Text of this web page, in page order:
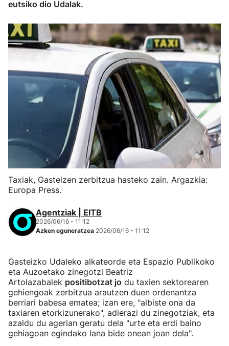
eutsiko dio Udalak.
Taxiak, Gasteizen zerbitzua hasteko zain. Argazkia:
Europa Press.
Agentziak | EITB
2026/06/16 - 11:12
Azken eguneratzea 2026/06/16 - 11:12
Gasteizko Udaleko alkateorde eta Espazio Publikoko
eta Auzoetako zinegotzi Beatriz
Artolazabalek positibotzat jo du taxien sektorearen
gehiengoak zerbitzua arautzen duen ordenantza
berriari babesa ematea; izan ere, "albiste ona da
taxiaren etorkizunerako", adierazi du zinegotziak, eta
azaldu du agerian geratu dela "urte eta erdi baino
gehiagoan egindako lana bide onean joan dela".